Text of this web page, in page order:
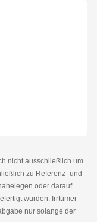
nicht ausschließlich um
zu Referenz- und
oder darauf
wurden. Irrtümer
nur solange der